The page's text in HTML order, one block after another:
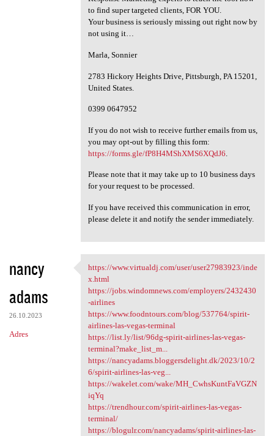
to find super targeted clients, FOR YOU.
Your business is seriously missing out right now by
not using it…
Marla, Sonnier
2783 Hickory Heights Drive, Pittsburgh, PA 15201,
United States.
0399 0647952
If you do not wish to receive further emails from us,
you may opt-out by filling this form:
https://forms.gle/fP8H4MShXMS6XQdJ6
Please note that it may take up to 10 business days
for your request to be processed.
If you have received this communication in error,
please delete it and notify the sender immediately.
nancy
adams
26.10.2023
Adres
https://www.virtualdj.com
https://www.virtualdj.com/user/user27983923/inde
x.html
https://jobs.windomnews.com/employers/2432430
-airlines
https://www.foodntours.com/blog/537764/spirit-
airlines-las-vegas-terminal
https://list.ly/list/96dg-spirit-airlines-las-vegas-
terminal?make_list_m...
https://nancyadams.bloggersdelight.dk/2023/10/2
6/spirit-airlines-las-veg...
https://wakelet.com/wake/MH_CwhsKuntFaVGZN
iqYq
https://trendhour.com/spirit-airlines-las-vegas-
terminal/
https://blogulr.com/nancyadams/spirit-airlines-las-